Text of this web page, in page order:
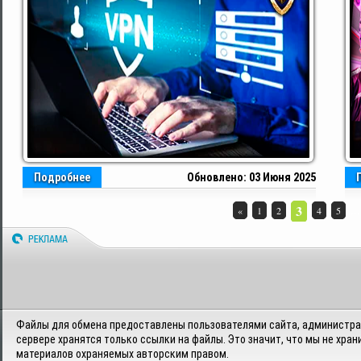
Обновлено: 03 Июня 2025
Подробнее
« 1 2 3 4 5
Файлы для обмена предоставлены пользователями сайта,
сервере хранятся только ссылки на файлы. Это значит, что мы не
материалов охраняемых авторским правом.